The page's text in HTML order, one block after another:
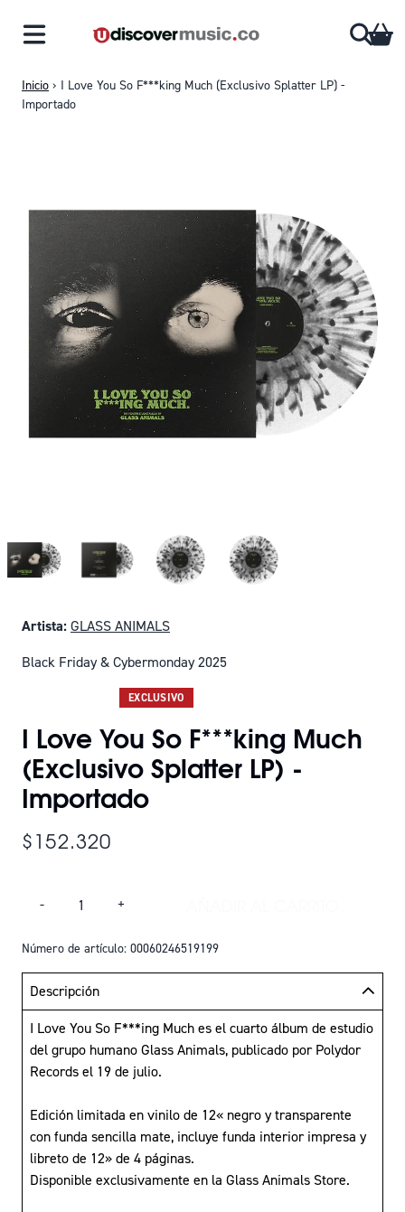
Inicio › I Love You So F***king Much (Exclusivo Splatter LP) -
Importado
Artista:GLASS ANIMALS
Black Friday & Cybermonday 2025
EXCLUSIVO
I Love You So F***king Much
(Exclusivo Splatter LP) -
Importado
$152.320
- +
Número de artículo: 00060246519199
Descripción
I Love You So F***ing Much es el cuarto álbum de estudio
del grupo humano Glass Animals, publicado por Polydor
Records el 19 de julio.
Edición limitada en vinilo de 12« negro y transparente
con funda sencilla mate, incluye funda interior impresa y
libreto de 12» de 4 páginas.
Disponible exclusivamente en la Glass Animals Store.